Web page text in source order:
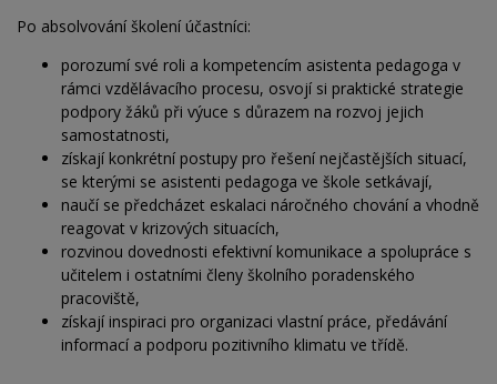
Po absolvování školení účastníci:
porozumí své roli a kompetencím asistenta pedagoga v
rámci vzdělávacího procesu, osvojí si praktické strategie
podpory žáků při výuce s důrazem na rozvoj jejich
samostatnosti,
získají konkrétní postupy pro řešení nejčastějších situací,
se kterými se asistenti pedagoga ve škole setkávají,
naučí se předcházet eskalaci náročného chování a vhodně
reagovat v krizových situacích,
rozvinou dovednosti efektivní komunikace a spolupráce s
učitelem i ostatními členy školního poradenského
pracoviště,
získají inspiraci pro organizaci vlastní práce, předávání
informací a podporu pozitivního klimatu ve třídě.